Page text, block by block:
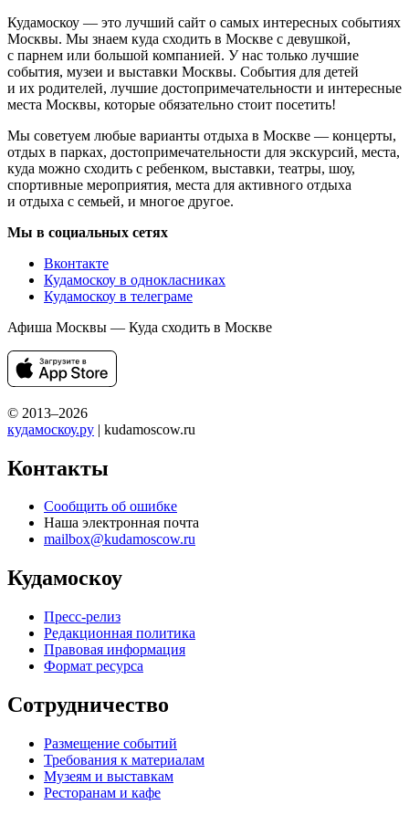
Кудамоскоу — это лучший сайт о самых интересных событиях
Москвы. Мы знаем куда сходить в Москве с девушкой,
с парнем или большой компанией. У нас только лучшие
события, музеи и выставки Москвы. События для детей
и их родителей, лучшие достопримечательности и интересные
места Москвы, которые обязательно стоит посетить!
Мы советуем любые варианты отдыха в Москве — концерты,
отдых в парках, достопримечательности для экскурсий, места,
куда можно сходить с ребенком, выставки, театры, шоу,
спортивные мероприятия, места для активного отдыха
и отдыха с семьей, и многое другое.
Мы в социальных сетях
Вконтакте
Кудамоскоу в однокласниках
Кудамоскоу в телеграме
Афиша Москвы — Куда сходить в Москве
© 2013–2026
кудамоскоу.ру | kudamoscow.ru
Контакты
Сообщить об ошибке
Наша электронная почта
mailbox@kudamoscow.ru
Кудамоскоу
Пресс-релиз
Редакционная политика
Правовая информация
Формат ресурса
Сотрудничество
Размещение событий
Требования к материалам
Музеям и выставкам
Ресторанам и кафе